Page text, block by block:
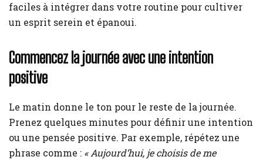
faciles à intégrer dans votre routine pour cultiver
un esprit serein et épanoui.
Commencez la journée avec une intention
positive
Le matin donne le ton pour le reste de la journée.
Prenez quelques minutes pour définir une intention
ou une pensée positive. Par exemple, répétez une
phrase comme : « Aujourd’hui, je choisis de me